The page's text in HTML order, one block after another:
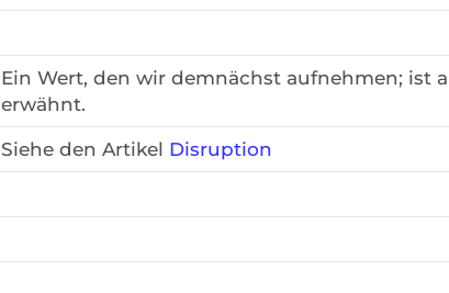
Ein Wert, den wir demnächst aufnehmen; ist
erwähnt.
Siehe den Artikel Disruption